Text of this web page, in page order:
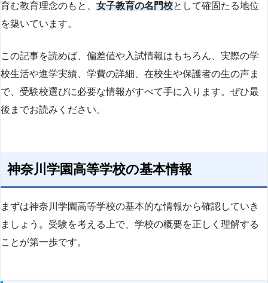
育む教育理念のもと、 女子教育の名門校として確固たる地位
を築いています。
この記事を読めば、偏差値や入試情報はもちろん、実際の学
校生活や進学実績、学費の詳細、在校生や保護者の生の声ま
で、受験校選びに必要な情報がすべて手に入ります。ぜひ最
後までお読みください。
神奈川学園高等学校の基本情報
まずは神奈川学園高等学校の基本的な情報から確認していき
ましょう。受験を考える上で、学校の概要を正しく理解する
ことが第一歩です。